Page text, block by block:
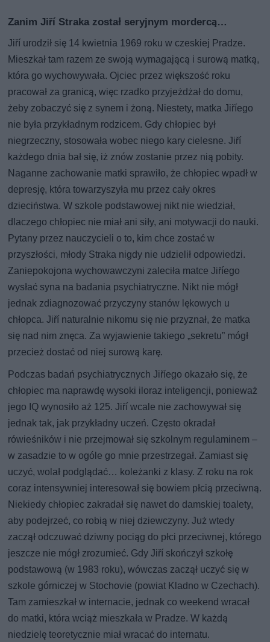
Zanim Jiří Straka został seryjnym mordercą…
Jiří urodził się 14 kwietnia 1969 roku w czeskiej Pradze.
Mieszkał tam razem ze swoją wymagającą i surową matką,
która go wychowywała. Ojciec przez większość roku
pracował za granicą, więc rzadko przyjeżdżał do domu,
żeby zobaczyć się z synem i żoną. Niestety, matka Jiříego
nie była przykładnym rodzicem. Gdy chłopiec był
niegrzeczny, stosowała wobec niego kary cielesne. Jiří
każdego dnia bał się, iż znów zostanie przez nią pobity.
Naganne zachowanie matki sprawiło, że chłopiec wpadł w
depresję, która towarzyszyła mu przez cały okres
dzieciństwa. W szkole podstawowej nikt nie wiedział,
dlaczego chłopiec nie miał ani siły, ani motywacji do nauki.
Pytany przez nauczycieli o to, kim chce zostać w
przyszłości, młody Straka nigdy nie udzielił odpowiedzi.
Zaniepokojona wychowawczyni zaleciła matce Jiříego
wysłać syna na badania psychiatryczne. Nikt nie mógł
jednak zdiagnozować przyczyny stanów lękowych u
chłopca. Jiří naturalnie nikomu się nie przyznał, że matka
się nad nim znęca. Za wyjawienie takiego „sekretu” mógł
przecież dostać od niej surową karę.
Podczas badań psychiatrycznych Jiříego okazało się, że
chłopiec ma naprawdę wysoki iloraz inteligencji, ponieważ
jego IQ wynosiło aż 125. Jiří wcale nie zachowywał się
jednak tak, jak przykładny uczeń. Często okradał
rówieśników i nie przejmował się szkolnym regulaminem –
w zasadzie to w ogóle go mnie przestrzegał. Zamiast się
uczyć, wolał podglądać… koleżanki z klasy. Z roku na rok
coraz intensywniej interesował się bowiem płcią przeciwną.
Niekiedy chłopiec zakradał się nawet do damskiej toalety,
aby podejrzeć, co robią w niej dziewczyny. Już wtedy
zaczął odczuwać dziwny pociąg do płci przeciwnej, którego
jeszcze nie mógł zrozumieć. Gdy Jiří skończył szkołę
podstawową (w 1983 roku), wówczas zaczął uczyć się w
szkole górniczej w Stochovie (powiat Kladno w Czechach).
Tam zamieszkał w internacie, jednak co weekend wracał
do matki, która wciąż mieszkała w Pradze. W każdą
niedzielę teoretycznie miał wracać do internatu.